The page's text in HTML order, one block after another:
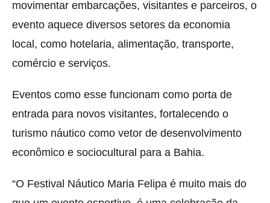
movimentar embarcações, visitantes e parceiros, o
evento aquece diversos setores da economia
local, como hotelaria, alimentação, transporte,
comércio e serviços.
Eventos como esse funcionam como porta de
entrada para novos visitantes, fortalecendo o
turismo náutico como vetor de desenvolvimento
econômico e sociocultural para a Bahia.
“O Festival Náutico Maria Felipa é muito mais do